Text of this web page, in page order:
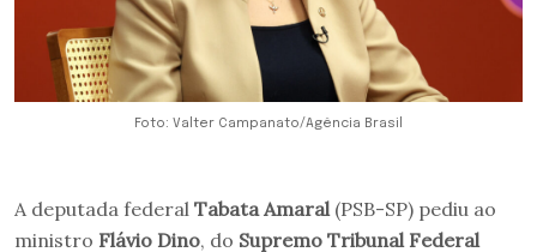
Foto: Valter Campanato/Agência Brasil
A deputada federal Tabata Amaral (PSB-SP) pediu ao
ministro Flávio Dino, do Supremo Tribunal Federal